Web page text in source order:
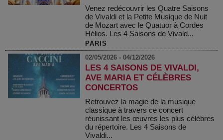
Venez redécouvrir les Quatre Saisons
de Vivaldi et la Petite Musique de Nuit
de Mozart avec le Quatuor à Cordes
Hélios. Les 4 Saisons de Vivald...
PARIS
02/05/2026 - 04/12/2026
LES 4 SAISONS DE VIVALDI,
AVE MARIA ET CÉLÈBRES
CONCERTOS
Retrouvez la magie de la musique
classique à travers ce concert
réunissant les œuvres les plus célèbres
du répertoire. Les 4 Saisons de
Vivaldi...